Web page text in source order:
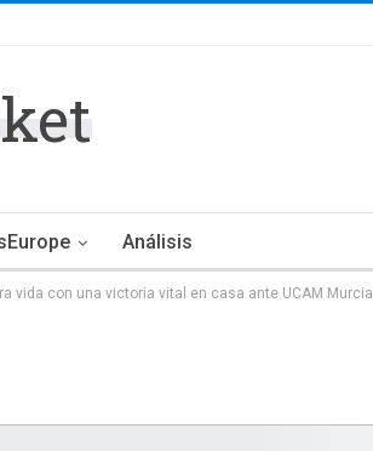
Análisis
vida con una victoria vital en casa ante UCAM Murcia